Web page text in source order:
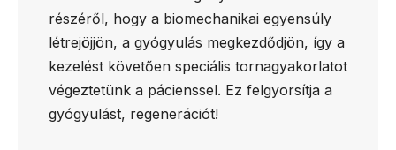
részéről, hogy a biomechanikai egyensúly
létrejöjjön, a gyógyulás megkezdődjön, így a
kezelést követően speciális tornagyakorlatot
végeztetünk a pácienssel. Ez felgyorsítja a
gyógyulást, regenerációt!